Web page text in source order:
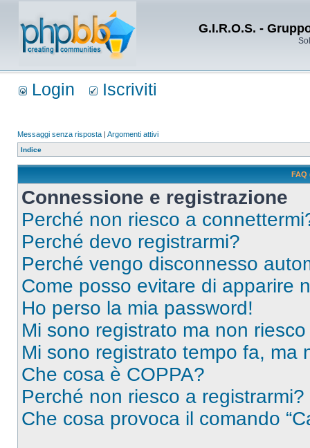
G.I.R.O.S. -
Login Iscriviti
Messaggi senza risposta | Argomenti attivi
Indice
FAQ
Connessione e registrazione
Perché non riesco a
Perché devo registrarmi?
Perché vengo disconnesso
Come posso evitare di apparire
Ho perso la mia password!
Mi sono registrato ma non
Mi sono registrato tempo fa, ma
Che cosa è COPPA?
Perché non riesco a registrarmi?
Che cosa provoca il comando